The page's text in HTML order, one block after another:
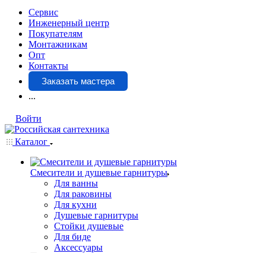
Сервис
Инженерный центр
Покупателям
Монтажникам
Опт
Контакты
Заказать мастера
...
Войти
Каталог
Смесители и душевые гарнитуры
Для ванны
Для раковины
Для кухни
Душевые гарнитуры
Стойки душевые
Для биде
Аксессуары